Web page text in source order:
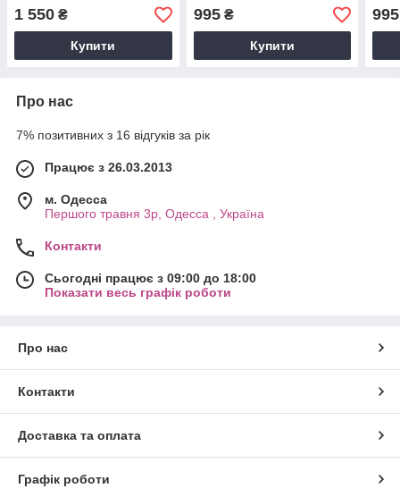
1 550 ₴
Купити
995₴
Купити
995
Про нас
7% позитивних з 16 відгуків за рік
Працює з 26.03.2013
м. Одесса
Першого травня 3р, Одесса , Україна
Контакти
Сьогодні працює з 09:00 до 18:00
Показати весь графік роботи
Про нас
Контакти
Доставка та оплата
Графік роботи